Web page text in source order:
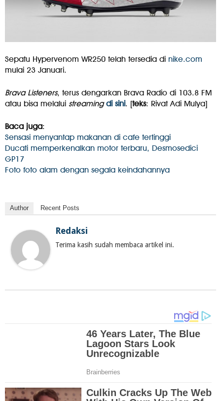
Sepatu Hypervenom WR250 telah tersedia di nike.com
mulai 23 Januari.
Brava Listeners, terus dengarkan Brava Radio di 103.8 FM
atau bisa melalui streaming di sini. [teks: Rivat Adi Mulya]
Baca juga:
Sensasi menyantap makanan di cafe tertinggi
Ducati memperkenalkan motor terbaru, Desmosedici
GP17
Foto foto alam dengan segala keindahannya
Author Recent Posts
Redaksi
Terima kasih sudah membaca artikel ini.